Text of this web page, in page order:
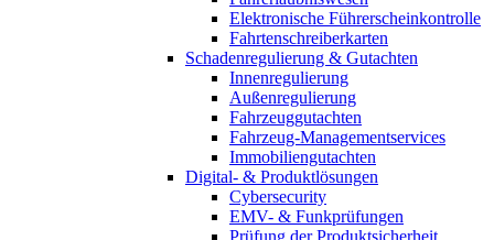
Elektronische Führerscheinkontrolle
Fahrtenschreiberkarten
Schadenregulierung & Gutachten
Innenregulierung
Außenregulierung
Fahrzeuggutachten
Fahrzeug-Managementservices
Immobiliengutachten
Digital- & Produktlösungen
Cybersecurity
EMV- & Funkprüfungen
Prüfung der Produktsicherheit